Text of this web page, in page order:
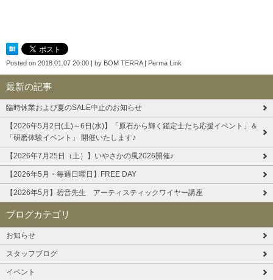
Posted on 2018.01.07 20:00 | by BOM TERRA| Perma Link
最新の記事
臨時休業および夏のSALE中止のお知らせ
【2026年5月2日(土)～6日(水)】「原石から輝く鑑定士たち応援イベント」＆
「研磨体験イベント」 開催いたします♪
【2026年7月25日（土）】いやさかの風2026開催♪
【2026年5月・毎週日曜日】FREE DAY
【2026年5月】碧音先生 アーティスティックワイヤー講座
ブログカテゴリ
お知らせ
スタッフブログ
イベント